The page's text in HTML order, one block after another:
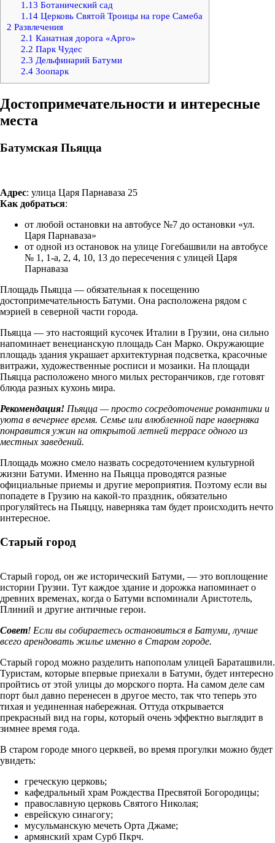
1.13 Ботанический сад
1.14Церковь Святой Троицы на горе Самеба
2 Развлечения
2.1 Канатная дорога «Арго»
2.2 Парк Чудес
2.3 Дельфинарий Батуми
2.4Зоопарк
Достопримечательности и интересные
места
Батумская Пьяцца
Адрес: улица Царя Парнаваза 25
Как добраться:
от любой остановки на автобусе №7 до остановки «ул.
Царя Парнаваза»
от одной из остановок на улице Гогебашвили на автобусе
№ 1, 1-а, 2, 4, 10, 13 до пересечения с улицей Царя
Парнаваза
Площадь Пьяцца — обязательная к посещению
достопримечательность Батуми. Она расположена рядом с
мэрией в северной части города.
Пьяцца — это настоящий кусочек Италии в Грузии, она сильно
напоминает венецианскую площадь Сан Марко. Окружающие
площадь здания украшает архитектурная подсветка, красочные
витражи, художественные росписи и мозаики. На площади
Пьяцца расположено много милых ресторанчиков, где готовят
блюда разных кухонь мира.
Рекомендация! Пьяцца — просто сосредоточение романтики и
уюта в вечернее время. Семье или влюбленной паре наверняка
понравится ужин на открытой летней террасе одного из
местных заведений.
Площадь можно смело назвать сосредоточением культурной
жизни Батуми. Именно на Пьяцца проводятся разные
официальные приемы и другие мероприятия. Поэтому если вы
попадете в Грузию на какой-то праздник, обязательно
прогуляйтесь на Пьяццу, наверняка там будет происходить нечто
интересное.
Старый город
Старый город, он же исторический Батуми, — это воплощение
истории Грузии. Тут каждое здание и дорожка напоминает о
древних временах, когда о Батуми вспоминали Аристотель,
Плиний и другие античные герои.
Совет! Если вы собираетесь остановиться в Батуми, лучше
всего арендовать жилье именно в Старом городе.
Старый город можно разделить напополам улицей Бараташвили.
Туристам, которые впервые приехали в Батуми, будет интересно
пройтись от этой улицы до морского порта. На самом деле сам
порт был давно перенесен в другое место, так что теперь это
тихая и уединенная набережная. Оттуда открывается
прекрасный вид на горы, который очень эффектно выглядит в
зимнее время года.
В старом городе много церквей, во время прогулки можно будет
увидеть:
греческую церковь;
кафедральный храм Рождества Пресвятой Богородицы;
православную церковь Святого Николая;
еврейскую синагогу;
мусульманскую мечеть Орта Джаме;
армянский храм Сурб Пкрч.